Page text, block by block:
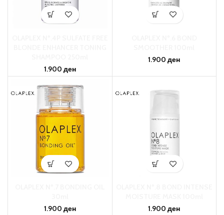
1.900 ден
1.900ден
1.900 ден
1.900ден